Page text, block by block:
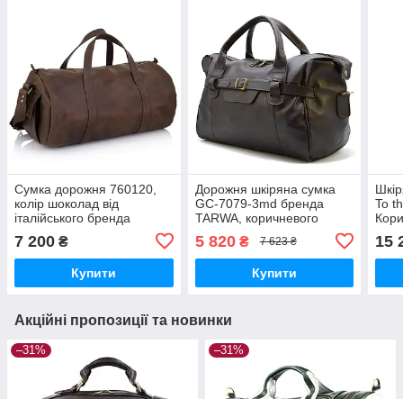
Сумка дорожня 760120,
колір шоколад від
італійського бренда
7 200 ₴
Купити
Дорожня шкіряна сумка
GC-7079-3md бренда
TARWA, коричневого
5 820₴ 7 623 ₴
Купити
To
15
Акційні пропозиції та новинки
–31% –31%